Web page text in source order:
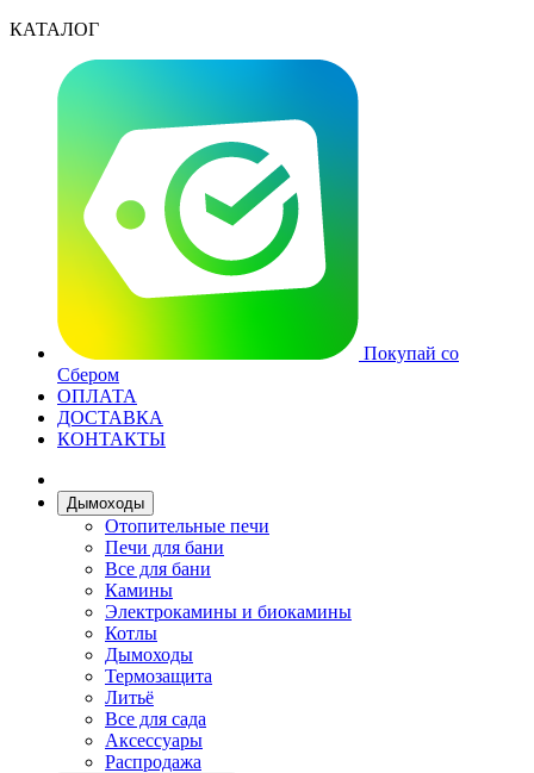
КАТАЛОГ
Покупай со
Сбером
ОПЛАТА
ДОСТАВКА
КОНТАКТЫ
Дымоходы
Отопительные печи
Печи для бани
Все для бани
Камины
Электрокамины и биокамины
Котлы
Дымоходы
Термозащита
Литьё
Все для сада
Аксессуары
Распродажа